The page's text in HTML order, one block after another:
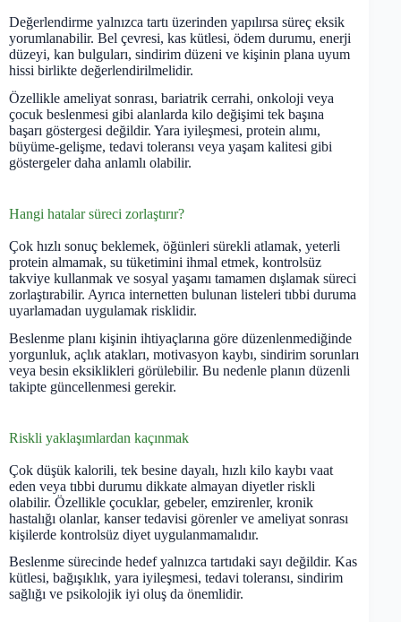
Değerlendirme yalnızca tartı üzerinden yapılırsa süreç eksik
yorumlanabilir. Bel çevresi, kas kütlesi, ödem durumu, enerji
düzeyi, kan bulguları, sindirim düzeni ve kişinin plana uyum
hissi birlikte değerlendirilmelidir.
Özellikle ameliyat sonrası, bariatrik cerrahi, onkoloji veya
çocuk beslenmesi gibi alanlarda kilo değişimi tek başına
başarı göstergesi değildir. Yara iyileşmesi, protein alımı,
büyüme-gelişme, tedavi toleransı veya yaşam kalitesi gibi
göstergeler daha anlamlı olabilir.
Hangi hatalar süreci zorlaştırır?
Çok hızlı sonuç beklemek, öğünleri sürekli atlamak, yeterli
protein almamak, su tüketimini ihmal etmek, kontrolsüz
takviye kullanmak ve sosyal yaşamı tamamen dışlamak süreci
zorlaştırabilir. Ayrıca internetten bulunan listeleri tıbbi duruma
uyarlamadan uygulamak risklidir.
Beslenme planı kişinin ihtiyaçlarına göre düzenlenmediğinde
yorgunluk, açlık atakları, motivasyon kaybı, sindirim sorunları
veya besin eksiklikleri görülebilir. Bu nedenle planın düzenli
takipte güncellenmesi gerekir.
Riskli yaklaşımlardan kaçınmak
Çok düşük kalorili, tek besine dayalı, hızlı kilo kaybı vaat
eden veya tıbbi durumu dikkate almayan diyetler riskli
olabilir. Özellikle çocuklar, gebeler, emzirenler, kronik
hastalığı olanlar, kanser tedavisi görenler ve ameliyat sonrası
kişilerde kontrolsüz diyet uygulanmamalıdır.
Beslenme sürecinde hedef yalnızca tartıdaki sayı değildir. Kas
kütlesi, bağışıklık, yara iyileşmesi, tedavi toleransı, sindirim
sağlığı ve psikolojik iyi oluş da önemlidir.